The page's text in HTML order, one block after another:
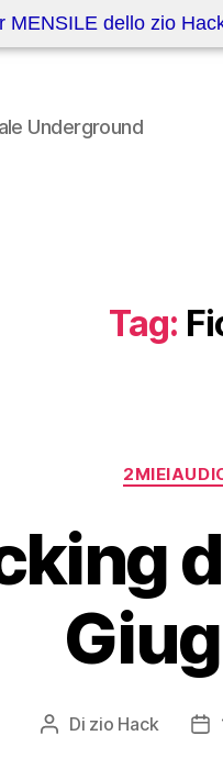
MENSILE dello zio
Underground
Tag:
Autore
Di zio Hack